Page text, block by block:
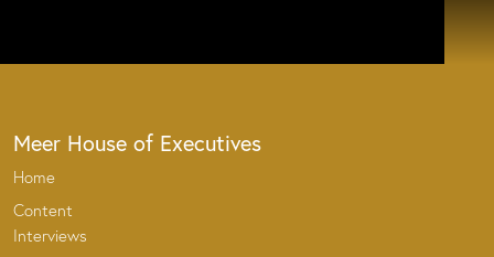
Meer House of Executives
Home
Content
Interviews